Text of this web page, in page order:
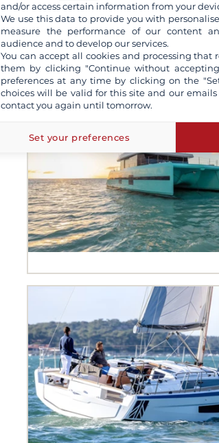
Monica
esperta delle tue
and/or access certain information from your
We use this data to provide you with
measure the performance of our content
audience and to develop our services.
You can accept all cookies and processing that
them by clicking "Continue without
preferences at any time by clicking on the
choices will be valid for this site and our
contact you again until tomorrow.
Set your preferences